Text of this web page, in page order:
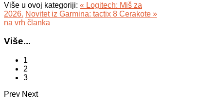
Više u ovoj kategoriji: « Logitech: Miš za
2026. Novitet iz Garmina: tactix 8 Cerakote »
na vrh članka
Više...
1
2
3
Prev Next